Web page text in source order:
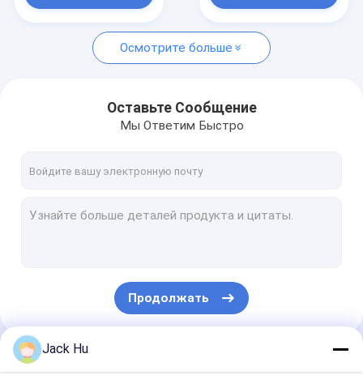
Шина рисбермы авиапорта
Самоходные лестницы пассажира
Грузовик для туалета
Шина пассажира авиапорта
Осмотрите больше
Оставьте Сообщение
Мы Ответим Быстро
Продолжать
Наши Категории
Jack Hu